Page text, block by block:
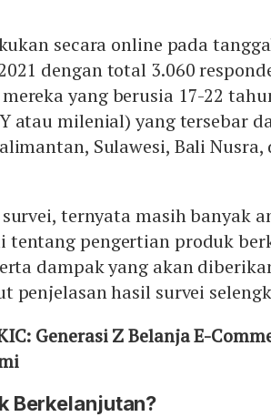
secara online pada
dengan total 3.060
yang berusia 17-22
atau milenial) yang tersebar
Sulawesi, Bali
ternyata masih banyak
tentang pengertian produk
dampak yang akan
penjelasan hasil survei
Generasi Z Belanja E-
Berkelanjutan?